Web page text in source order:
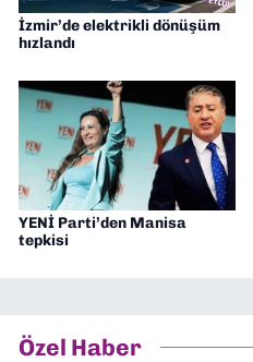
İzmir’de elektrikli dönüşüm
hızlandı
YENİ Parti’den Manisa
tepkisi
Özel Haber